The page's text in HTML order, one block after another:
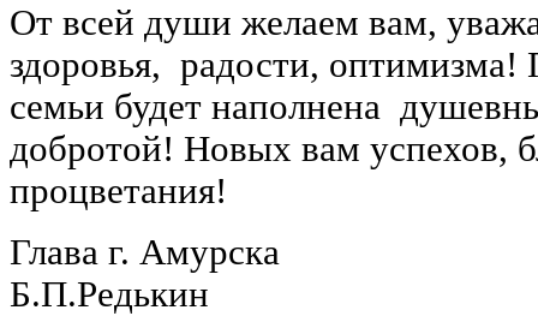
От всей души желаем вам,
здоровья, радости, оптимизма!
семьи будет наполнена
добротой! Новых вам успехов,
процветания!
Глава г.
Б.П.Редькин